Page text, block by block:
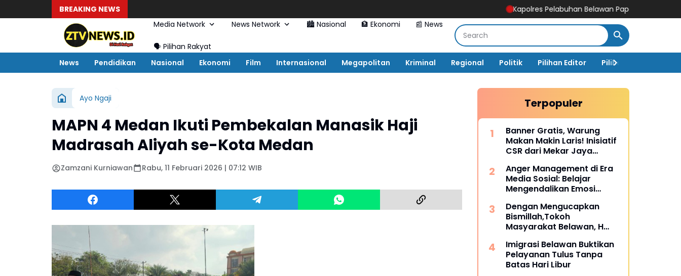
BREAKING NEWS
Kapolres Pelabuhan Belawan Paparkan Capaian Ungkap
Media Network
News Network 🏙️ Nasional 🏦 Ekonomi 📰 News
🗣️ Pilihan Rakyat
News
Pendidikan Nasional Ekonomi Film Internasional Megapolitan Kriminal Regional Politik Pilihan Editor Pilihan Rakyat
Ayo Ngaji
MAPN 4 Medan Ikuti Pembekalan Manasik Haji
Madrasah Aliyah se-Kota Medan
Zamzani Kurniawan Rabu, 11 Februari 2026 | 07:12 WIB
Terpopuler
Banner Gratis, Warung
Makan Makin Laris! Inisiatif
CSR dari Mekar Jaya
Universitas Siber Asia
Anger Management di Era
Media Sosial: Belajar
Mengendalikan Emosi
Dengan Mengucapkan
Bismillah,Tokoh
Masyarakat Belawan, H
Musholla
Imigrasi Belawan Buktikan
Pelayanan Tulus Tanpa
Batas Hari Libur